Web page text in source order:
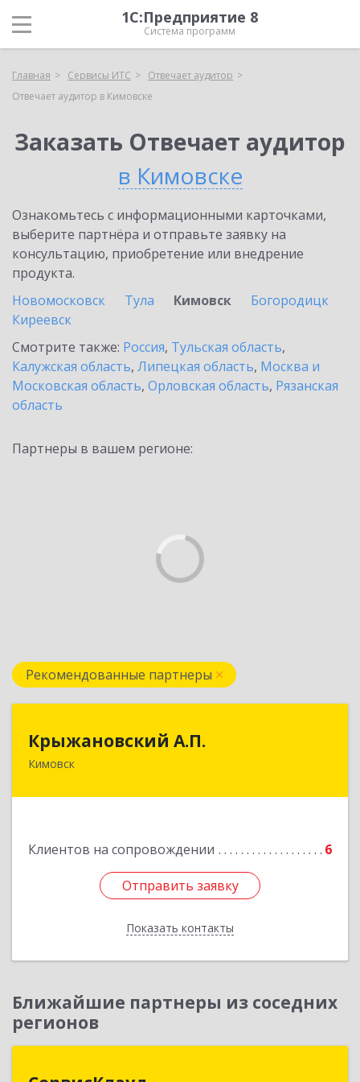
1С:Предприятие 8
Система программ
Главная Сервисы ИТС
Отвечает аудитор
Отвечает аудитор в Кимовске
Заказать Отвечает аудитор
в Кимовске
Ознакомьтесь с информационными карточками,
выберите партнёра и отправьте заявку на
консультацию, приобретение или внедрение
продукта.
Новомосковск
Тула Кимовск
Богородицк
Киреевск
Смотрите также: Россия, Тульская область,
Калужская область, Липецкая область, Москва и
Московская область, Орловская область, Рязанская
область
Партнеры в вашем регионе:
Рекомендованные партнеры
Крыжановский А.П.
Кимовск
Клиентов на сопровождении 6
Отправить заявку
Показать контакты
Крыжановский А.П.
Отправить заявку
Назад
Ближайшие партнеры из соседних
регионов